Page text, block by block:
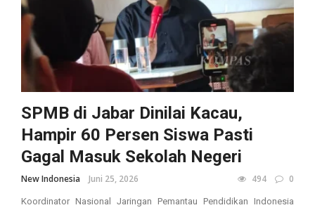
SPMB di Jabar Dinilai Kacau,
Hampir 60 Persen Siswa Pasti
Gagal Masuk Sekolah Negeri
New Indonesia Juni 25, 2026 494 0
Koordinator Nasional Jaringan Pemantau Pendidikan Indonesia